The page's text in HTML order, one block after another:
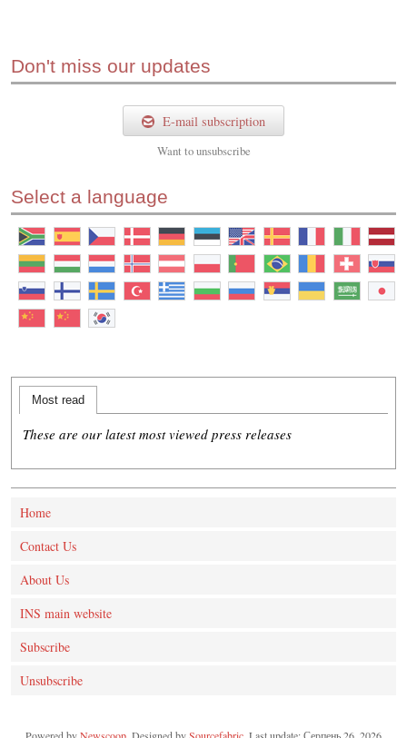
Don't miss our updates
E-mail subscription
Want tounsubscribe
Select a language
Most read
These are our latest most viewed press releases
Home
Contact Us
About Us
INS main website
Subscribe
Unsubscribe